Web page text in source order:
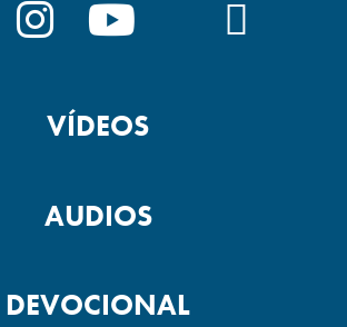
FACEBOOKINSTAGRAM
VÍDEOS
AUDIOS
DEVOCIONAL